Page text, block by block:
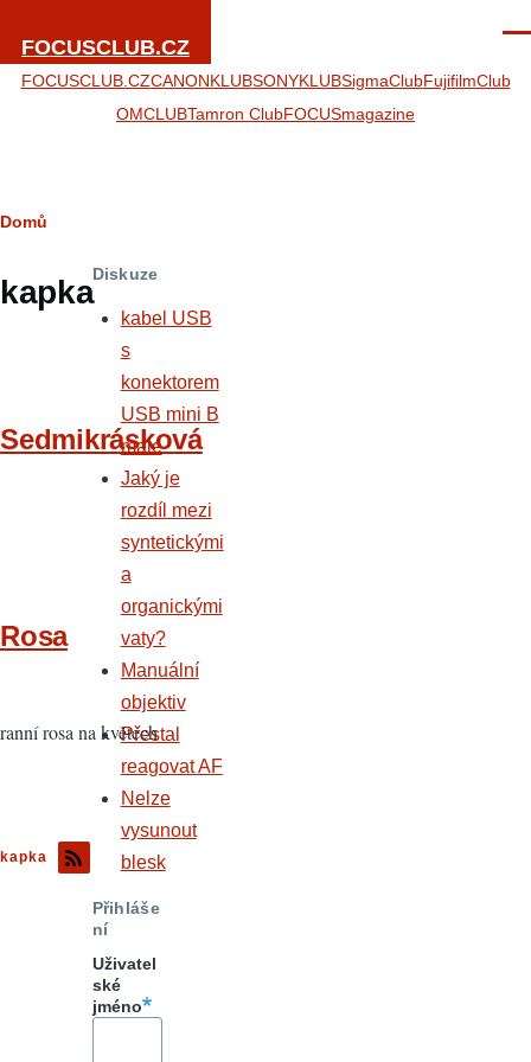
FOCUSCLUB.CZ
FOCUSCLUB.CZCANONKLUBSONYKLUBSigmaClubFujifilmClub
OMCLUBTamron ClubFOCUSmagazine
Drobečková
navigace
Domů
kapka
Sedmikrásková
Rosa
ranní rosa na květech
kapka
Diskuze
kabel USB
s
konektorem
USB mini B
male
Jaký je
rozdíl mezi
syntetickými
a
organickými
vaty?
Manuální
objektiv
Přestal
reagovat AF
Nelze
vysunout
blesk
Přihláše
ní
Uživatel
ské
jméno